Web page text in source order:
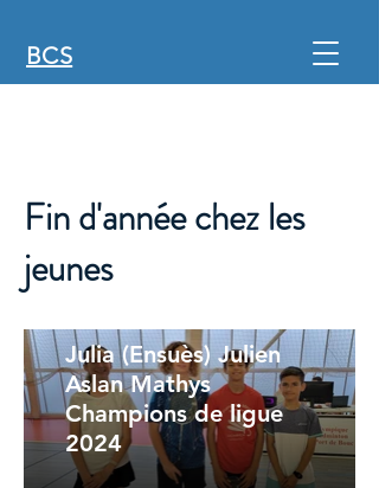
BCS
Fin d'année chez les
jeunes
Julia (Ensuès) Julien
Aslan Mathys
Champions de ligue
2024